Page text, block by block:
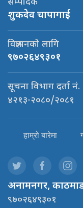
शुकदेव चापागाई
विज्ञापनको लागि
९७०२६४९३०१
सूचना विभाग दर्ता नं.
४२१३-२०८०/२०८१
हाम्रो बारेमा
अनामनगर,
९७०२६४९३०१